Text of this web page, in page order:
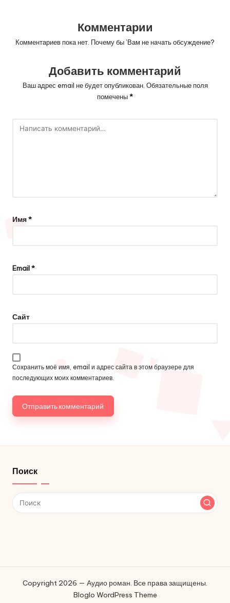
Комментарии
Комментариев пока нет. Почему бы ’Вам не начать обсуждение?
Добавить комментарий
Ваш адрес email не будет опубликован. Обязательные поля
помечены*
Имя*
Email*
Сайт
Сохранить моё имя, email и адрес сайта в этом браузере для
последующих моих комментариев.
Поиск
Copyright 2026 — Аудио роман. Все права защищены.
Bloglo WordPress Theme